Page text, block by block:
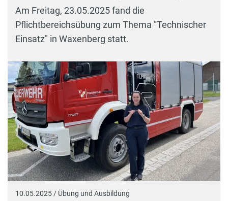
Am Freitag, 23.05.2025 fand die
Pflichtbereichsübung zum Thema "Technischer
Einsatz" in Waxenberg statt.
10.05.2025 / Übung und Ausbildung